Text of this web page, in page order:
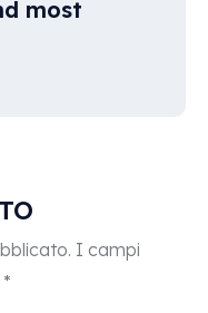
most
I campi
*